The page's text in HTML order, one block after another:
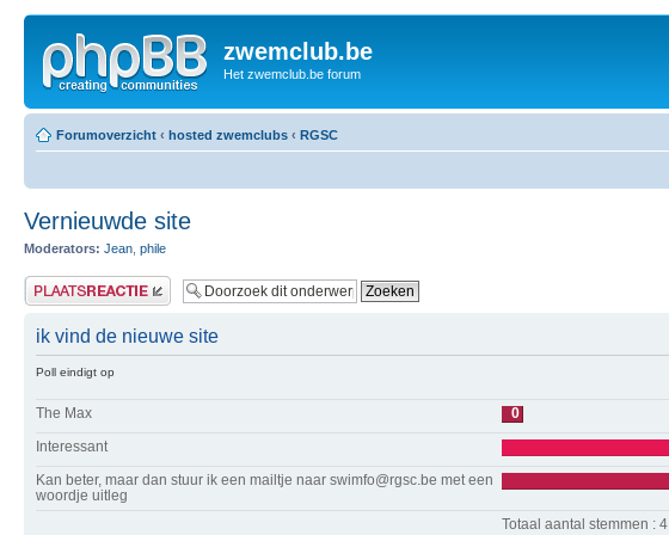
zwemclub.be
Het zwemclub.be forum
Forumoverzicht ‹ hosted zwemclubs ‹ RGSC
Vernieuwde site
Moderators: Jean phile
Plaats een reactie
ik vind de nieuwe site
Poll eindigt op
The Max 0
Interessant
Kan beter, maar dan stuur ik een mailtje naar swimfo@rgsc.be met een
woordje uitleg
Totaal aantal stemmen : 4